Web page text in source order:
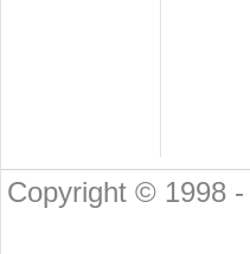
Copyright © 1998